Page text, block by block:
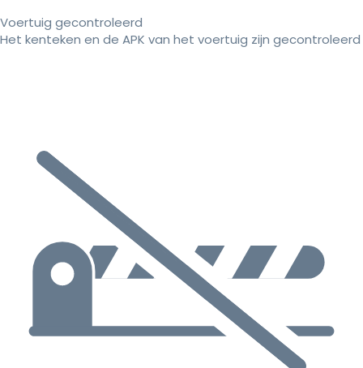
Voertuig gecontroleerd
Het kenteken en de APK van het voertuig zijn gecontroleerd